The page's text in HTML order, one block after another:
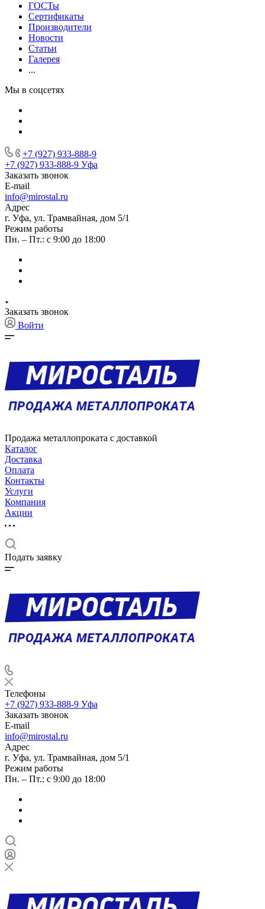
ГОСТы
Сертификаты
Производители
Новости
Статьи
Галерея
...
Мы в соцсетях
+7 (927) 933-888-9
+7 (927) 933-888-9 Уфа
Заказать звонок
E-mail
info@mirostal.ru
Адрес
г. Уфа, ул. Трамвайная, дом 5/1
Режим работы
Пн. – Пт.: с 9:00 до 18:00
Заказать звонок
Войти
Продажа металлопроката с доставкой
Каталог
Доставка
Оплата
Контакты
Услуги
Компания
Акции
Подать заявку
Телефоны
+7 (927) 933-888-9 Уфа
Заказать звонок
E-mail
info@mirostal.ru
Адрес
г. Уфа, ул. Трамвайная, дом 5/1
Режим работы
Пн. – Пт.: с 9:00 до 18:00